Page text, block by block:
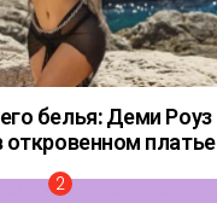
белья: Деми Роуз
откровенном платье